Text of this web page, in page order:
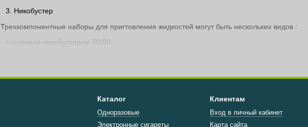
Никобустер
Трехкомпонентные наборы для пригтовления жидкостей могут быть нескольких видов :
- с солевым никобустером 50/50;
Каталог
Одноразовые
Электронные сигареты
Клиентам
Вход в личный кабинет
Карта сайта